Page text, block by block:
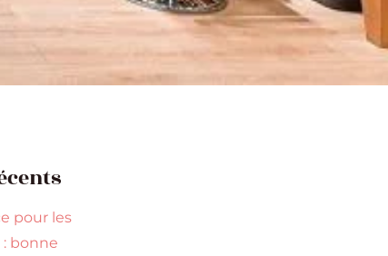
pour les
bonne